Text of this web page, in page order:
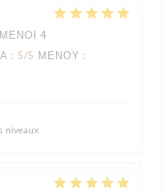
4
: 5/5 ΜΕΝΟΎ :
niveaux